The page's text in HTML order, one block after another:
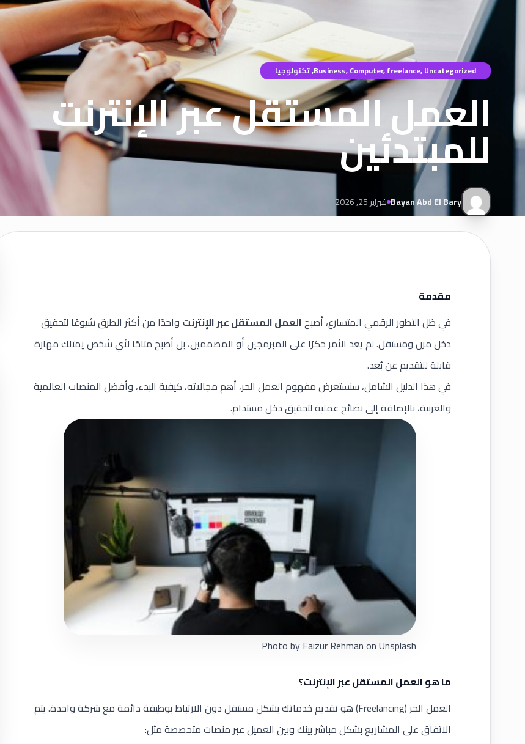
Business,Computer,freelance,Uncategorized
,تكنولوجيا
العمل المستقل عبر الإنترنت
للمبتدئين
Bayan Abd El Bary فبراير 25, 2026
مقدمة
في ظل التطور الرقمي المتسارع، أصبحالعمل المستقل عبر الإنترنت واحدًا من أكثر الطرق شيوعًا لتحقيق
دخل مرن ومستقل. لم يعد الأمر حكرًا على المبرمجين أو المصممين، بل أصبح متاحًا لأي شخص يمتلك مهارة
قابلة للتقديم عن بُعد.
في هذا الدليل الشامل، سنستعرض مفهوم العمل الحر، أهم مجالاته، كيفية البدء، وأفضل المنصات العالمية
والعربية، بالإضافة إلى نصائح عملية لتحقيق دخل مستدام.
Photo byFaizur RehmanonUnsplash
ما هو العمل المستقل عبر الإنترنت؟
العمل الحر (Freelancing) هو تقديم خدماتك بشكل مستقل دون الارتباط بوظيفة دائمة مع شركة واحدة. يتم
الاتفاق على المشاريع بشكل مباشر بينك وبين العميل عبر منصات متخصصة مثل: